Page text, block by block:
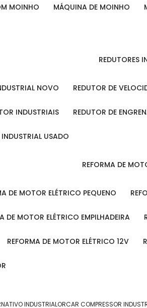
MOINHO MÁQUINA DE MOINHO
REDUTORES
NOVO REDUTOR DE
INDUSTRIAIS REDUTOR DE
INDUSTRIAL USADO
REFORMA DE
DE MOTOR ELÉTRICO PEQUENO
DE MOTOR ELÉTRICO EMPILHADEIRA
REFORMA DE MOTOR ELÉTRICO 12V
INDUSTRIALORCAR COMPRESSOR